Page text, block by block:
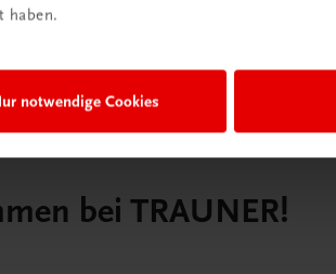
haben.
notwendige Cookies
bei TRAUNER!